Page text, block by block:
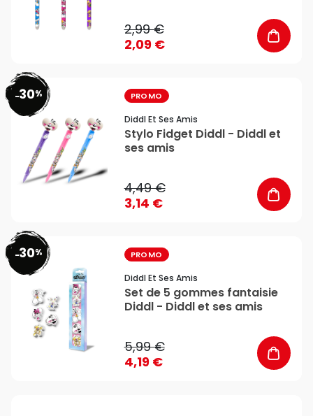
2,99 €
2,09 €
-30% PROMO
Diddl Et Ses Amis
Stylo Fidget Diddl - Diddl et
ses amis
4,49 €
3,14 €
-30% PROMO
Diddl Et Ses Amis
Set de 5 gommes fantaisie
Diddl - Diddl et ses amis
5,99 €
4,19 €